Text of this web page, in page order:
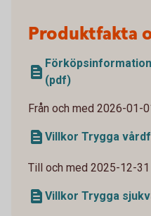
Produktfakta
(pdf)
Från och med 2026-01-
Villkor Trygga
Till och med 2025-12-31
Villkor Trygga